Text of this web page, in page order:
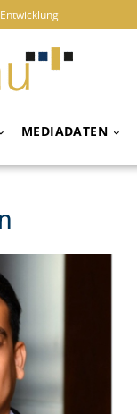
MEDIADATEN